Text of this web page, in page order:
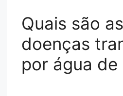
Quais são as
doenças
por água de